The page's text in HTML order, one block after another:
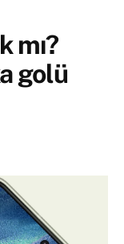
mı?
golü